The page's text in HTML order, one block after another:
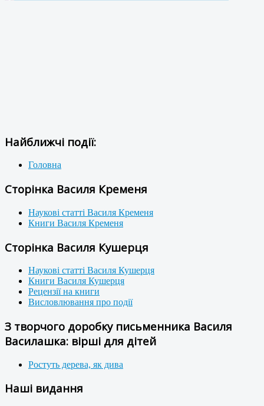
Найближчі події:
Головна
Сторінка Василя Кременя
Наукові статті Василя Кременя
Книги Василя Кременя
Сторінка Василя Кушерця
Наукові статті Василя Кушерця
Книги Василя Кушерця
Рецензії на книги
Висловлювання про події
З творчого доробку письменника Василя
Василашка: вірші для дітей
Ростуть дерева, як дива
Наші видання